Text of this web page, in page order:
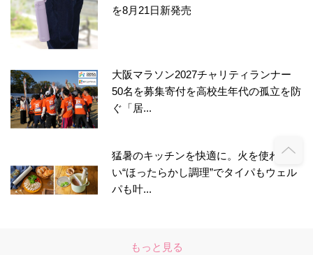
を8月21日新発売
大阪マラソン2027チャリティランナー
50名を募集寄付を高校生年代の孤立を防
ぐ「居...
猛暑のキッチンを快適に。火を使わな
い“ほったらかし調理”でタイパもウェル
パも叶...
もっと見る